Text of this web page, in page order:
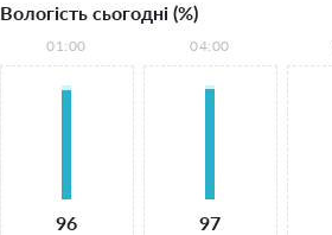
Вологість сьогодні (%)
01:00
96
04:00
97